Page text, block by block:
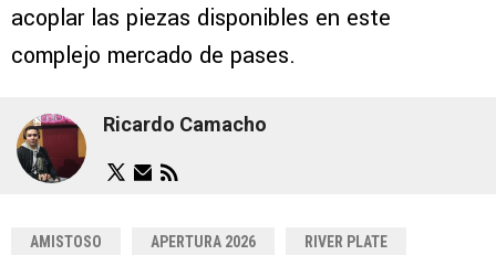
acoplar las piezas disponibles en este
complejo mercado de pases.
Ricardo Camacho
AMISTOSO APERTURA 2026 RIVER PLATE